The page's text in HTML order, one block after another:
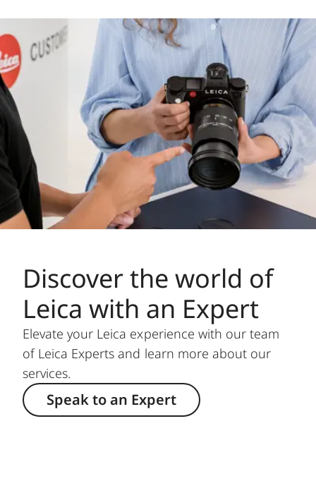
Discover the world of
Leica with an Expert
Elevate your Leica experience with our team
of Leica Experts and learn more about our
services.
Speak to an Expert